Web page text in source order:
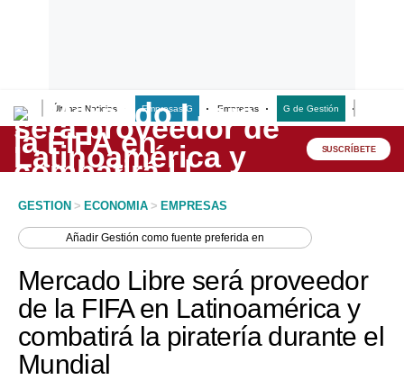
Últimas Noticias Empresas G Empresas G de Gestión
Lo último
Peru Quiosco
Economía
Mercados
Perú
SUSCRÍBETE
GESTION > ECONOMIA > EMPRESAS
AñadirGestión como fuente preferida en
Mercado Libre será proveedor
de la FIFA en Latinoamérica y
combatirá la piratería durante el
Mundial